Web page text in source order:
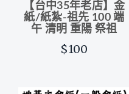
【台中35年老店】金
紙/紙紮-祖先 100 端
午 清明 重陽 祭祖
$100